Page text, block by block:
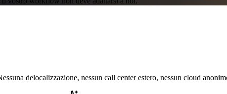
delocalizzazione, nessun call center estero, nessun cloud